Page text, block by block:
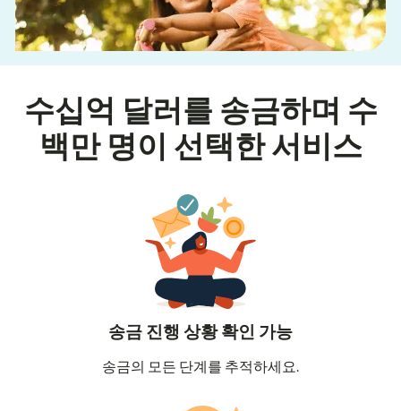
수십억 달러를 송금하며 수
백만 명이 선택한 서비스
송금 진행 상황 확인 가능
송금의 모든 단계를 추적하세요.